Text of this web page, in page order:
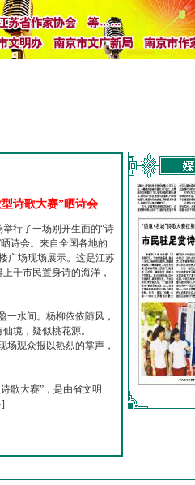
诗歌大赛”晒诗会
行了一场别开生面的“诗
诗会。来自全国各地的
广场现场展示。这是江苏
千市民置身诗的海洋，
水间。杨柳依依随风，
境，疑似桃花源。
观众报以热烈的掌声，
歌大赛”，是由省文明
]